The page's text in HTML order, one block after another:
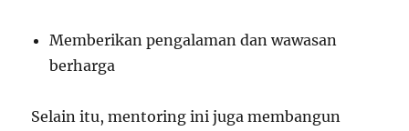
Memberikan pengalaman dan wawasan
berharga
Selain itu, mentoring ini juga membangun